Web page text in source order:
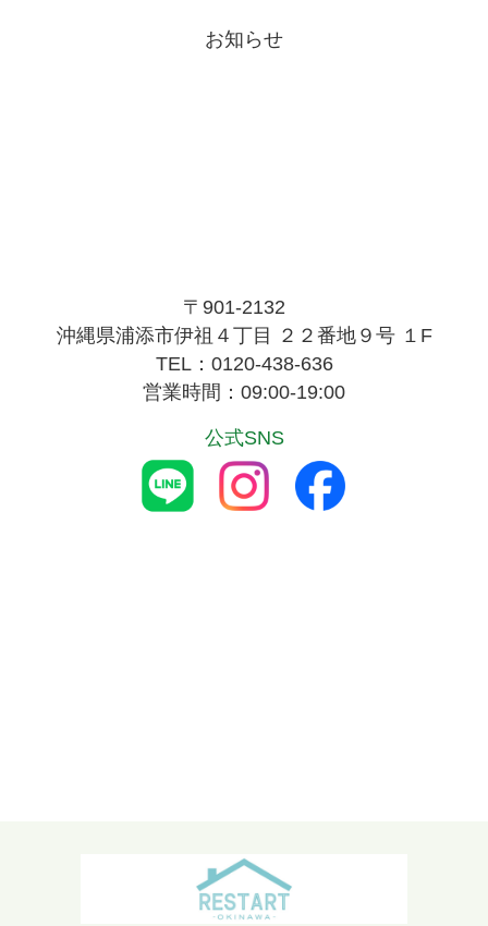
お知らせ
〒901-2132
沖縄県浦添市伊祖４丁目 ２２番地９号 １F
TEL：0120-438-636
営業時間：09:00-19:00
公式SNS